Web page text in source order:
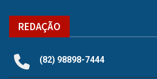
REDAÇÃO
(82) 98898-7444